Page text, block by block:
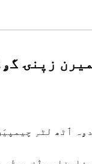
زیٖنۍ
ٲٹھ لٹہِ